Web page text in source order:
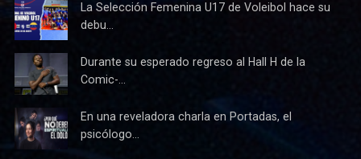
La Selección Femenina U17 de Voleibol hace su
debu...
Durante su esperado regreso al Hall H de la
Comic-...
En una reveladora charla en Portadas, el
psicólogo...